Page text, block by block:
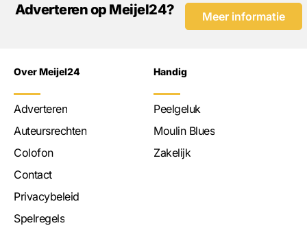
Adverteren op Meijel24? Meer informatie
Over Meijel24
Adverteren
Auteursrechten
Colofon
Contact
Privacybeleid
Spelregels
Handig
Peelgeluk
Moulin Blues
Zakelijk